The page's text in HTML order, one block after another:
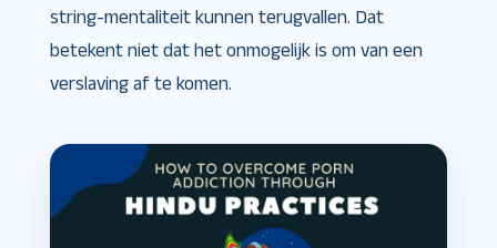
string-mentaliteit kunnen terugvallen. Dat
betekent niet dat het onmogelijk is om van een
verslaving af te komen.